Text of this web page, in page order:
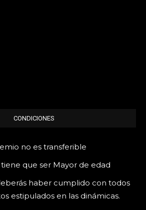
CONDICIONES
no es transferible
que ser Mayor de edad
haber cumplido con todos
estipulados en las dinámicas.